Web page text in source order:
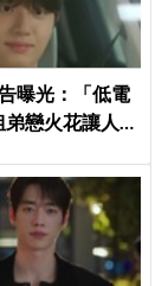
曝光：「低電
戀火花讓人期